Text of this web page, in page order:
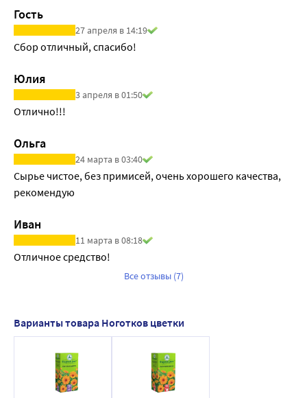
Гость
27 апреля в 14:19
Сбор отличный, спасибо!
Юлия
3 апреля в 01:50
Отлично!!!
Ольга
24 марта в 03:40
Сырье чистое, без примисей, очень хорошего качества,
рекомендую
Иван
11 марта в 08:18
Отличное средство!
Все отзывы (7)
Варианты товара Ноготков цветки